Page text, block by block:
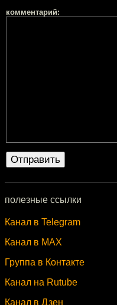
комментарий:
полезные ссылки
Канал в Telegram
Канал в MAX
Группа в Контакте
Канал на Rutube
Канал в Дзен